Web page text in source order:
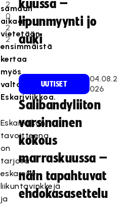
2
0
2
2
samaan
aikaan
vietetään
ensimmäistä
kertaa
myös
valtakunnallista
Eskariviikkoa.
Eskariviikon
tavoitteena
on
tarjota
eskareille
liikuntavinkkejä
ja
kuussa –
lipunmyynti jo
auki
UUTISET
04.08.2
026
Salibandyliiton
varsinainen
kokous
marraskuussa –
näin tapahtuvat
ehdokasasettelu